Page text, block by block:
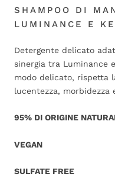
SHAMPOO DI
LUMINANCE E
Detergente delicato
sinergia tra Luminance
modo delicato, rispetta
lucentezza, morbidezza
95% DI ORIGINE
VEGAN
SULFATE FREE